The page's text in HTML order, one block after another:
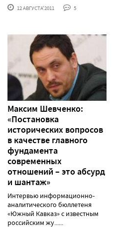
12 АВГУСТА'2011 5
Максим Шевченко:
«Постановка
исторических вопросов
в качестве главного
фундамента
современных
отношений – это абсурд
и шантаж»
Интервью информационно-
аналитического бюллетеня
«Южный Кавказ» с известным
российским жу......